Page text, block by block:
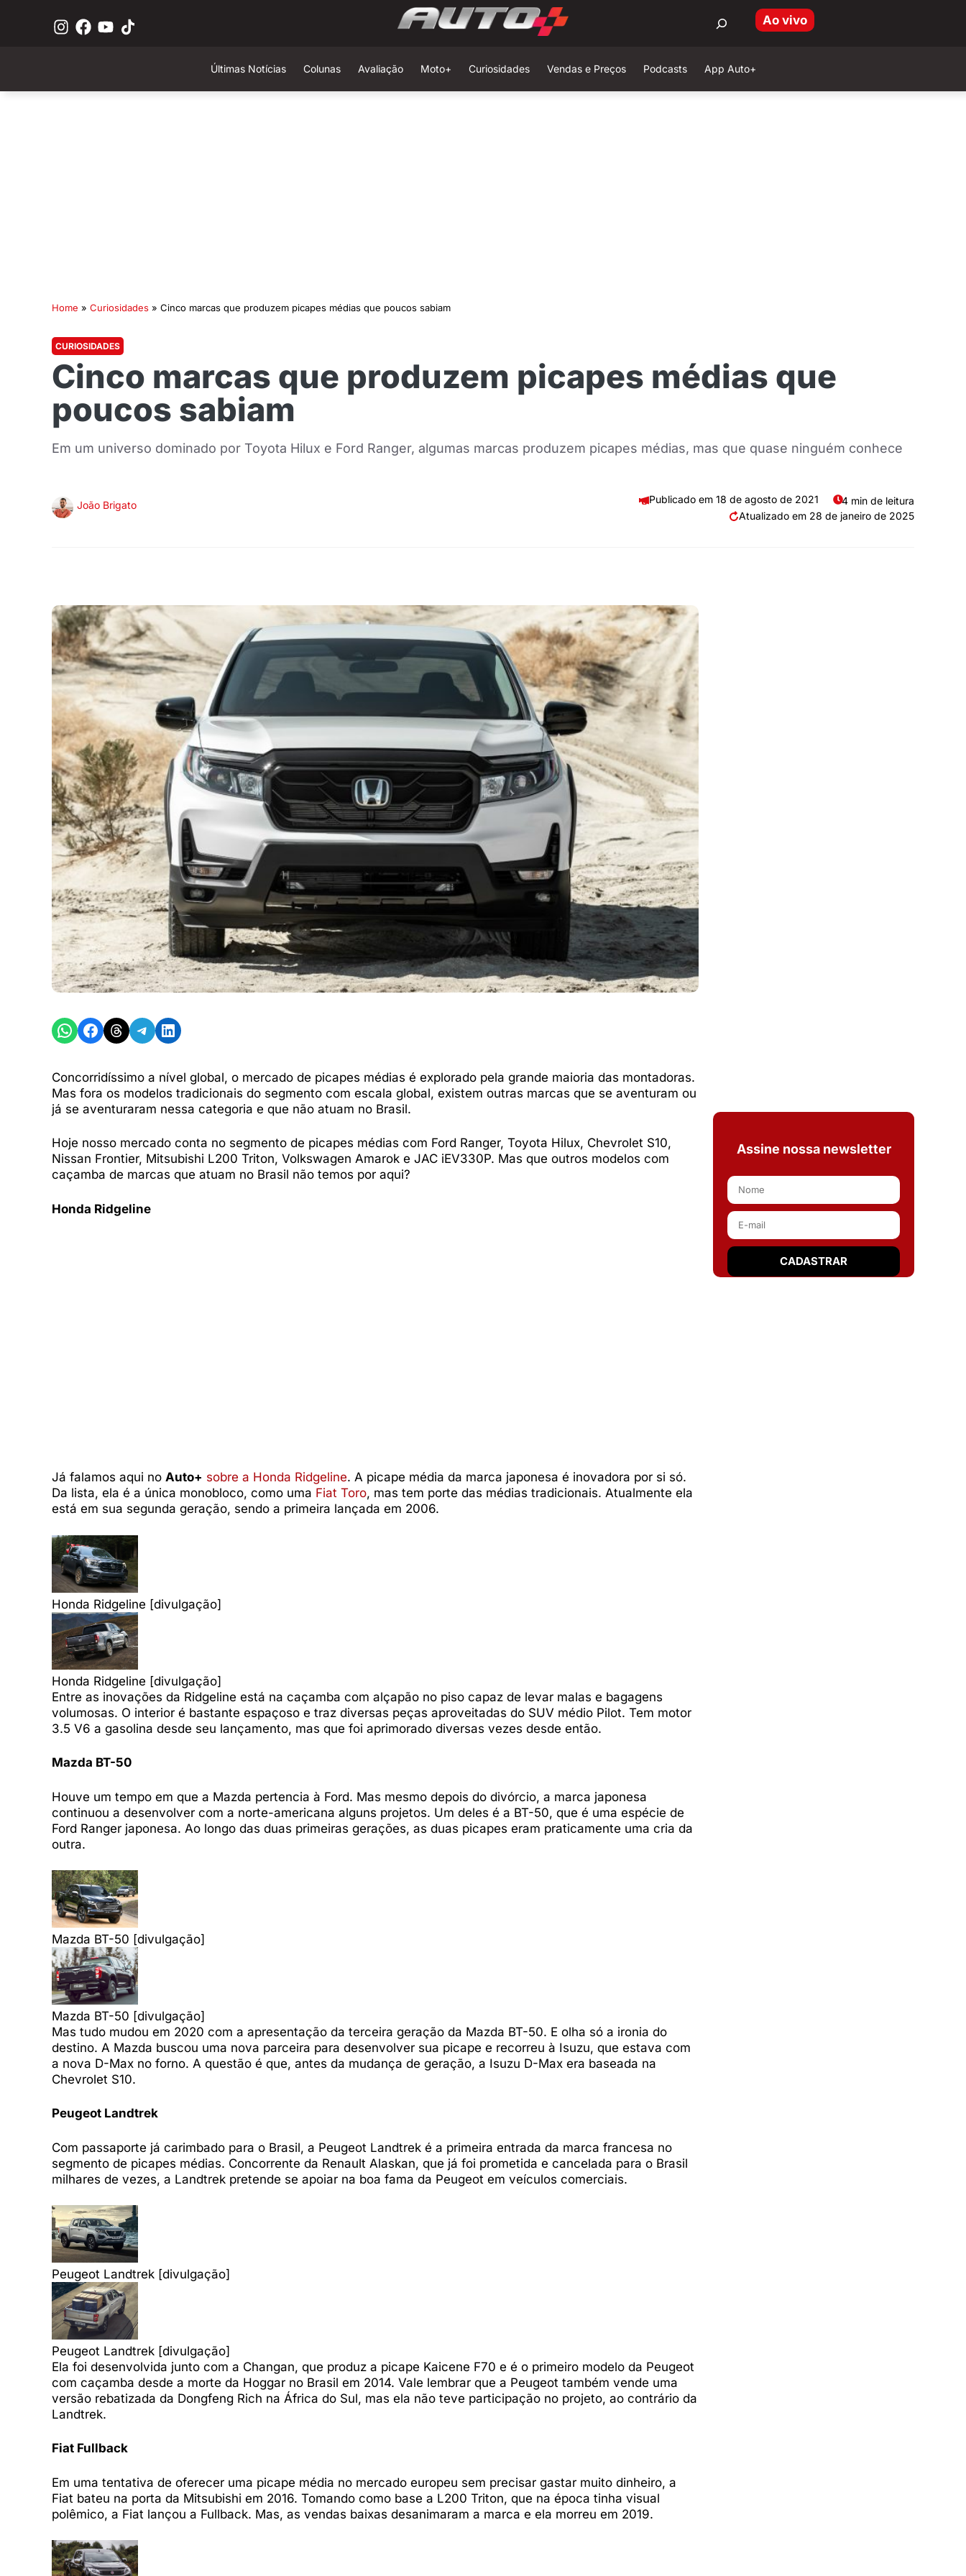
Ao vivo
Últimas Notícias Colunas Avaliação Moto+ Curiosidades Vendas e Preços Podcasts App Auto+
Home » Curiosidades » Cinco marcas que produzem picapes médias que poucos sabiam
CURIOSIDADES
Cinco marcas que produzem picapes médias que
poucos sabiam
Em um universo dominado por Toyota Hilux e Ford Ranger, algumas marcas produzem picapes médias, mas que quase ninguém conhece
João Brigato 18 de agosto de 2021
4 min de leitura
28 de janeiro de 2025
Share on WhatsApp
Share on Facebook
Share on Threads
Share on Telegram
Share on LinkedIn
Concorridíssimo a nível global, o mercado de picapes médias é explorado pela grande maioria das montadoras.
Mas fora os modelos tradicionais do segmento com escala global, existem outras marcas que se aventuram ou
já se aventuraram nessa categoria e que não atuam no Brasil.
Hoje nosso mercado conta no segmento de picapes médias com Ford Ranger, Toyota Hilux, Chevrolet S10,
Nissan Frontier, Mitsubishi L200 Triton, Volkswagen Amarok e JAC iEV330P. Mas que outros modelos com
caçamba de marcas que atuam no Brasil não temos por aqui?
Honda Ridgeline
Já falamos aqui no Auto+ sobre a Honda Ridgeline. A picape média da marca japonesa é inovadora por si só.
Da lista, ela é a única monobloco, como uma Fiat Toro, mas tem porte das médias tradicionais. Atualmente ela
está em sua segunda geração, sendo a primeira lançada em 2006.
Honda Ridgeline [divulgação]
Honda Ridgeline [divulgação]
Entre as inovações da Ridgeline está na caçamba com alçapão no piso capaz de levar malas e bagagens
volumosas. O interior é bastante espaçoso e traz diversas peças aproveitadas do SUV médio Pilot. Tem motor
3.5 V6 a gasolina desde seu lançamento, mas que foi aprimorado diversas vezes desde então.
Mazda BT-50
Houve um tempo em que a Mazda pertencia à Ford. Mas mesmo depois do divórcio, a marca japonesa
continuou a desenvolver com a norte-americana alguns projetos. Um deles é a BT-50, que é uma espécie de
Ford Ranger japonesa. Ao longo das duas primeiras gerações, as duas picapes eram praticamente uma cria da
outra.
Mazda BT-50 [divulgação]
Mazda BT-50 [divulgação]
Mas tudo mudou em 2020 com a apresentação da terceira geração da Mazda BT-50. E olha só a ironia do
destino. A Mazda buscou uma nova parceira para desenvolver sua picape e recorreu à Isuzu, que estava com
a nova D-Max no forno. A questão é que, antes da mudança de geração, a Isuzu D-Max era baseada na
Chevrolet S10.
Peugeot Landtrek
Com passaporte já carimbado para o Brasil, a Peugeot Landtrek é a primeira entrada da marca francesa no
segmento de picapes médias. Concorrente da Renault Alaskan, que já foi prometida e cancelada para o Brasil
milhares de vezes, a Landtrek pretende se apoiar na boa fama da Peugeot em veículos comerciais.
Peugeot Landtrek [divulgação]
Peugeot Landtrek [divulgação]
Ela foi desenvolvida junto com a Changan, que produz a picape Kaicene F70 e é o primeiro modelo da Peugeot
com caçamba desde a morte da Hoggar no Brasil em 2014. Vale lembrar que a Peugeot também vende uma
versão rebatizada da Dongfeng Rich na África do Sul, mas ela não teve participação no projeto, ao contrário da
Landtrek.
Fiat Fullback
Em uma tentativa de oferecer uma picape média no mercado europeu sem precisar gastar muito dinheiro, a
Fiat bateu na porta da Mitsubishi em 2016. Tomando como base a L200 Triton, que na época tinha visual
polêmico, a Fiat lançou a Fullback. Mas, as vendas baixas desanimaram a marca e ela morreu em 2019.
Assine nossa newsletter